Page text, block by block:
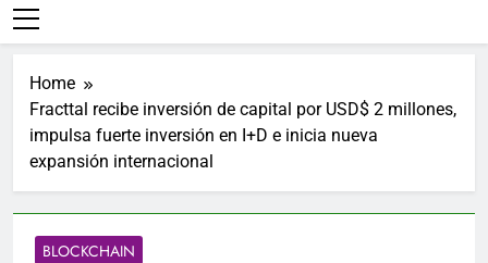
Home
Fracttal recibe inversión de capital por USD$ 2 millones,
impulsa fuerte inversión en I+D e inicia nueva
expansión internacional
BLOCKCHAIN